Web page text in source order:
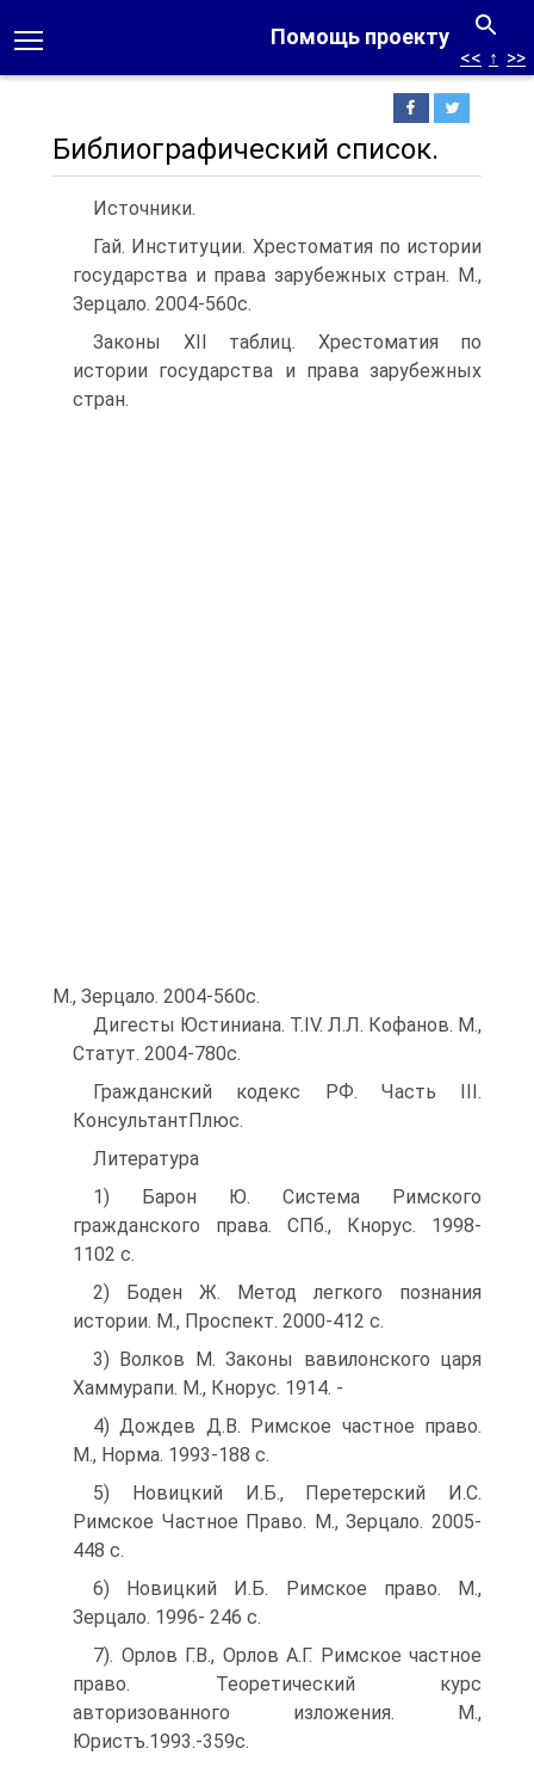
Помощь проекту
<< ↑ >>
Библиографический список.
Источники.
Гай. Институции. Хрестоматия по истории
государства и права зарубежных стран. М.,
Зерцало. 2004-560с.
Законы XII таблиц. Хрестоматия по
истории государства и права зарубежных
стран.
М., Зерцало. 2004-560с.
Дигесты Юстиниана. Т.IV. Л.Л. Кофанов. М.,
Статут. 2004-780с.
Гражданский кодекс РФ. Часть III.
КонсультантПлюс.
Литература
1) Барон Ю. Система Римского
гражданского права. СПб., Кнорус. 1998-
1102 с.
2) Боден Ж. Метод легкого познания
истории. М., Проспект. 2000-412 с.
3) Волков М. Законы вавилонского царя
Хаммурапи. М., Кнорус. 1914. -
4) Дождев Д.В. Римское частное право.
М., Норма. 1993-188 с.
5) Новицкий И.Б., Перетерский И.С.
Римское Частное Право. М., Зерцало. 2005-
448 с.
6) Новицкий И.Б. Римское право. М.,
Зерцало. 1996- 246 с.
7). Орлов Г.В., Орлов А.Г. Римское частное
право. Теоретический курс
авторизованного изложения. М.,
Юристъ.1993.-359с.